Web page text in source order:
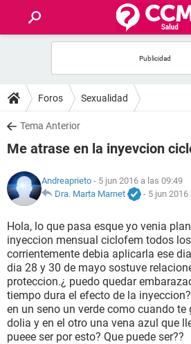
FOROS
SALUD
NUTRICIÓN
BIENESTAR
SEXUALIDAD
GLOSARIO
Foros Sexualidad
Tema Anterior
Me atrase en la inyevcion
Andreaprieto - 5 jun 2016 a las 09:49
Dra. Marta Marnet
- 5 jun 2016
Hola, lo que pasa esque yo venia
inyeccion mensual ciclofem todos
corrientemente debia aplicarla ese
dia 28 y 30 de mayo sostuve
proteccion.¿ puedo quedar
tiempo dura el efecto de la
en un seno un verde como cuando te
dolia y en el otro una vena azul que
pueee ser por esto? Que puede ser??